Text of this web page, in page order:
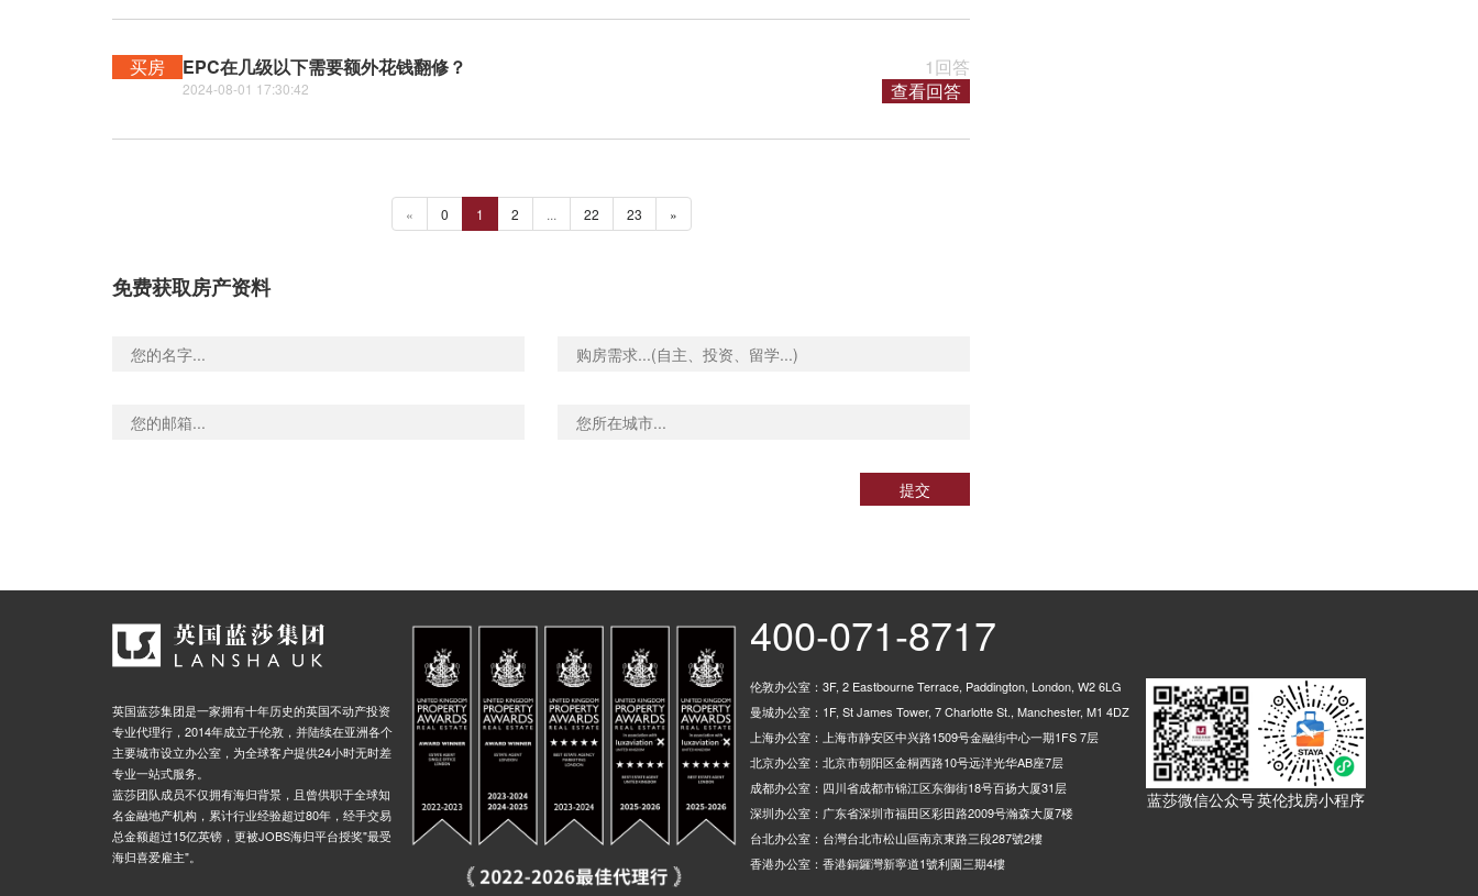
买房 EPC在几级以下需要额外花钱翻修？
2024-08-01 17:30:42
1回答
查看回答
« 0 1 2 ... 22 23 »
免费获取房产资料
提交
英国蓝莎集团是一家拥有十年历史的英国不动产投资
专业代理行，2014年成立于伦敦，并陆续在亚洲各个
主要城市设立办公室，为全球客户提供24小时无时差
专业一站式服务。
蓝莎团队成员不仅拥有海归背景，且曾供职于全球知
名金融地产机构，累计行业经验超过80年，经手交易
总金额超过15亿英镑，更被JOBS海归平台授奖"最受
海归喜爱雇主"。
400-071-8717
伦敦办公室：3F, 2 Eastbourne Terrace, Paddington, London, W2 6LG
曼城办公室：1F, St James Tower, 7 Charlotte St., Manchester, M1 4DZ
上海办公室：上海市静安区中兴路1509号金融街中心一期1FS 7层
北京办公室：北京市朝阳区金桐西路10号远洋光华AB座7层
成都办公室：四川省成都市锦江区东御街18号百扬大厦31层
深圳办公室：广东省深圳市福田区彩田路2009号瀚森大厦7楼
台北办公室：台灣台北市松山區南京東路三段287號2樓
香港办公室：香港銅鑼灣新寧道1號利園三期4樓
蓝莎微信公众号英伦找房小程序